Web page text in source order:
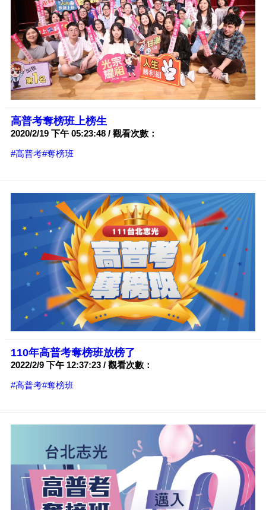
高普考奪榜班上榜生
2020/2/19 下午 05:23:48 / 觀看次數：
#高普考#奪榜班
110年高普考奪榜班放榜了
2022/2/9 下午 12:37:23 / 觀看次數：
#高普考#奪榜班